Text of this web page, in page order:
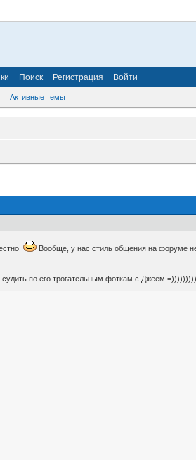
Поиск Регистрация Войти
Активные темы
Вообще, у нас стиль общения на форуме
судить по его трогательным фоткам с Джеем